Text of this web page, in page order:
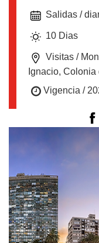
OFERTAS
EUROPA
USA
SUDAMERICA
Salidas /
10 Dias
Visitas /
Ignacio,
Vigencia /